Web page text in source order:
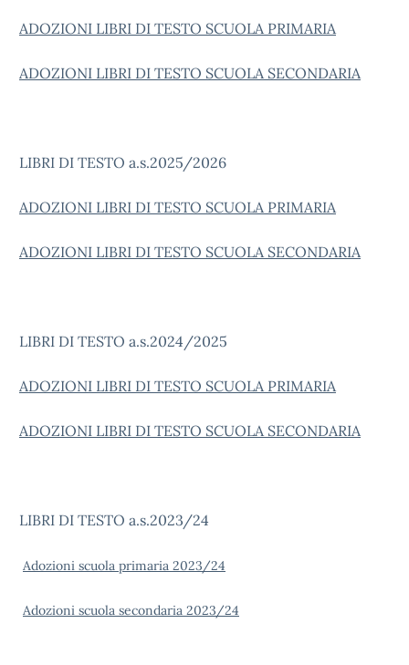
ADOZIONI LIBRI DI TESTO SCUOLA PRIMARIA
ADOZIONI LIBRI DI TESTO SCUOLA SECONDARIA
LIBRI DI TESTO a.s.2025/2026
ADOZIONI LIBRI DI TESTO SCUOLA PRIMARIA
ADOZIONI LIBRI DI TESTO SCUOLA SECONDARIA
LIBRI DI TESTO a.s.2024/2025
ADOZIONI LIBRI DI TESTO SCUOLA PRIMARIA
ADOZIONI LIBRI DI TESTO SCUOLA SECONDARIA
LIBRI DI TESTO a.s.2023/24
Adozioni scuola primaria 2023/24
Adozioni scuola secondaria 2023/24